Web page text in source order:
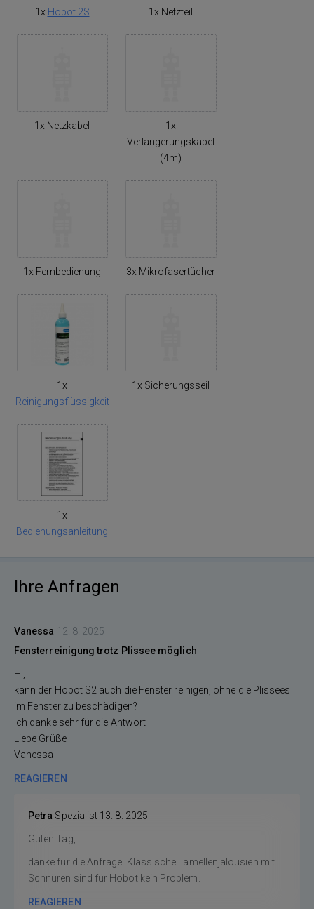
1x Hobot 2S 1x Netzteil
1x Netzkabel
1x
Verlängerungskabel
(4m)
1x Fernbedienung 3x Mikrofasertücher
1x
Reinigungsflüssigkeit
1x Sicherungsseil
1x
Bedienungsanleitung
Ihre Anfragen
Vanessa 12. 8. 2025
Fensterreinigung trotz Plissee möglich
Hi,
kann der Hobot S2 auch die Fenster reinigen, ohne die Plissees
im Fenster zu beschädigen?
Ich danke sehr für die Antwort
Liebe Grüße
Vanessa
REAGIEREN
Petra Spezialist 13. 8. 2025
Guten Tag,
danke für die Anfrage. Klassische Lamellenjalousien mit
Schnüren sind für Hobot kein Problem.
REAGIEREN